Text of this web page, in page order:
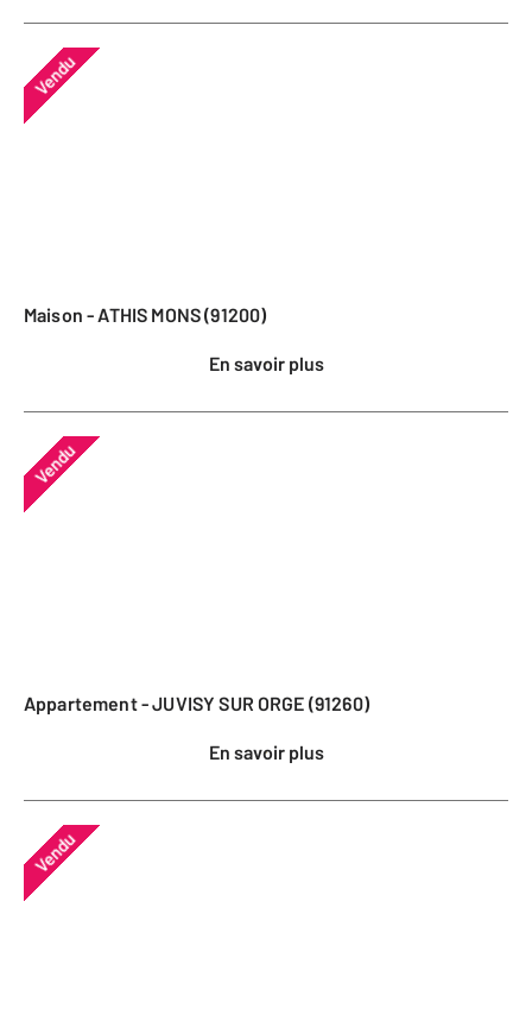
Vendu
Maison - ATHIS MONS (91200)
En savoir plus
Vendu
Appartement - JUVISY SUR ORGE (91260)
En savoir plus
Vendu